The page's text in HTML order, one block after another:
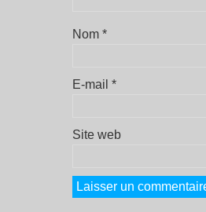
Nom *
E-mail *
Site web